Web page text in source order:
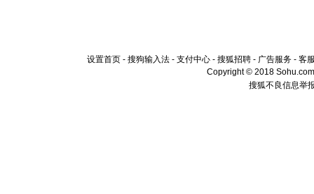
设置首页 - 搜狗输入法 - 支付中心 - 搜狐招聘 - 广告服务 - 客
Copyright © 2018
搜狐不良信息举